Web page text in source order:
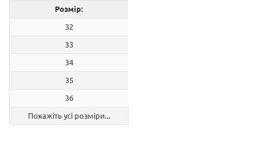
Розмір:
32
33
34
35
36
Покажіть усі розміри...